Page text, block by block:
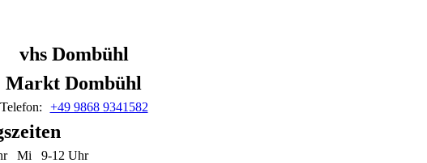
vhs Dombühl
Markt Dombühl
Telefon: +49 9868 9341582
Mi 9-12 Uhr